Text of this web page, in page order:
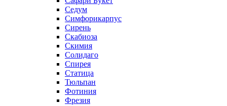
Седум
Симфорикарпус
Сирень
Скабиоза
Скимия
Солидаго
Спирея
Статица
Тюльпан
Фотиния
Фрезия